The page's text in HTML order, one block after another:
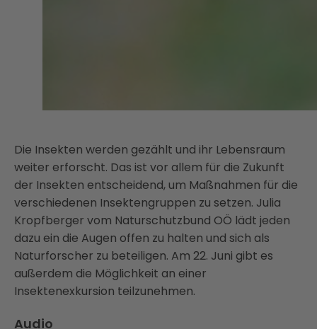
Die Insekten werden gezählt und ihr Lebensraum
weiter erforscht. Das ist vor allem für die Zukunft
der Insekten entscheidend, um Maßnahmen für die
verschiedenen Insektengruppen zu setzen. Julia
Kropfberger vom Naturschutzbund OÖ lädt jeden
dazu ein die Augen offen zu halten und sich als
Naturforscher zu beteiligen. Am 22. Juni gibt es
außerdem die Möglichkeit an einer
Insektenexkursion teilzunehmen.
Audio